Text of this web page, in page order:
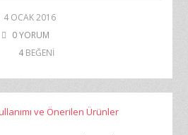
4 OCAK 2016
0 YORUM
4BEĞENİ